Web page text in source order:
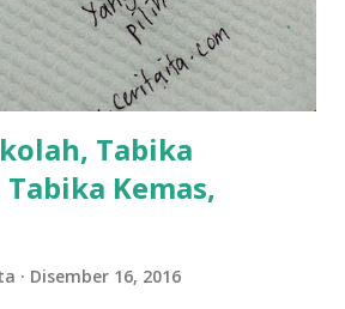
terserah pada shah la pulak.. tapi
nak ummi pimpin... ajer rebeh
Tabika
Kemas,
Disember 16, 2016